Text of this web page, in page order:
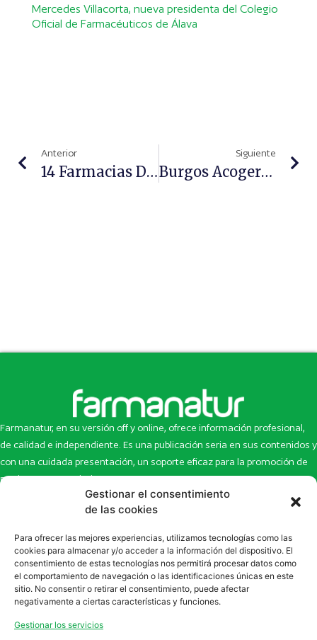
Gestionar el consentimiento
de las cookies
Para ofrecer las mejores experiencias, utilizamos tecnologías como las
cookies para almacenar y/o acceder a la información del dispositivo. El
consentimiento de estas tecnologías nos permitirá procesar datos como
el comportamiento de navegación o las identificaciones únicas en este
sitio. No consentir o retirar el consentimiento, puede afectar
negativamente a ciertas características y funciones.
Gestionar los servicios
Mercedes Villacorta, nueva presidenta del Colegio
Oficial de Farmacéuticos de Álava
Anterior
14 Farmacias De Zaragoza Participan En El 'Programa ConSIGUE'
Siguiente
Burgos Acogerá La Edición 2018 Del Congreso Nacional Farmacéutico
Farmanatur, en su versión off y online, ofrece información profesional,
de calidad e independiente. Es una publicación seria en sus contenidos y
con una cuidada presentación, un soporte eficaz para la promoción de
productos y novedades.
Inicio
Newsletter
Eco Multimedia
Contacto
Artículos
Escaparate
Enlaces de interés
SUSCRÍBETE A NUESTRO NEWSLETTER
la sección deNewsletter